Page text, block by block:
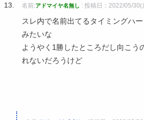
名前:アドマイヤ名無し : 投稿日：2022/05/30(
スレ内で名前出てるタイミングハ
みたいな
ようやく1勝したところだし向こう
れないだろうけど